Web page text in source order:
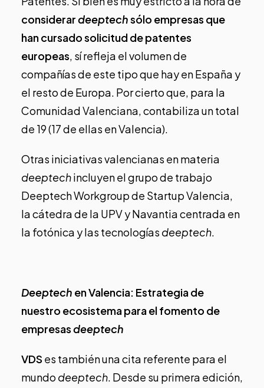
considerardeeptechsólo empresas que
han cursado solicitud de patentes
europeas, sí refleja el volumen de
compañías de este tipo que hay en España y
el resto de Europa. Por cierto que, para la
Comunidad Valenciana, contabiliza un total
de 19 (17 de ellas en Valencia).
Otras iniciativas valencianas en materia
deeptechincluyen el grupo de trabajo
Deeptech Workgroupde Startup Valencia,
lacátedra de la UPV y Navantiacentrada en
la fotónica y las tecnologías deeptech.
Deeptech en Valencia: Estrategia de
nuestro ecosistema para el fomento de
empresasdeeptech
VDS es también una cita referente para el
mundo deeptech. Desde su primera edición,